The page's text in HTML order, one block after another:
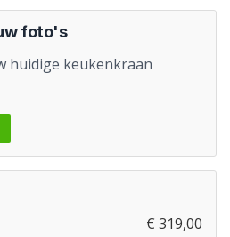
foto's
huidige keukenkraan
€ 319,00